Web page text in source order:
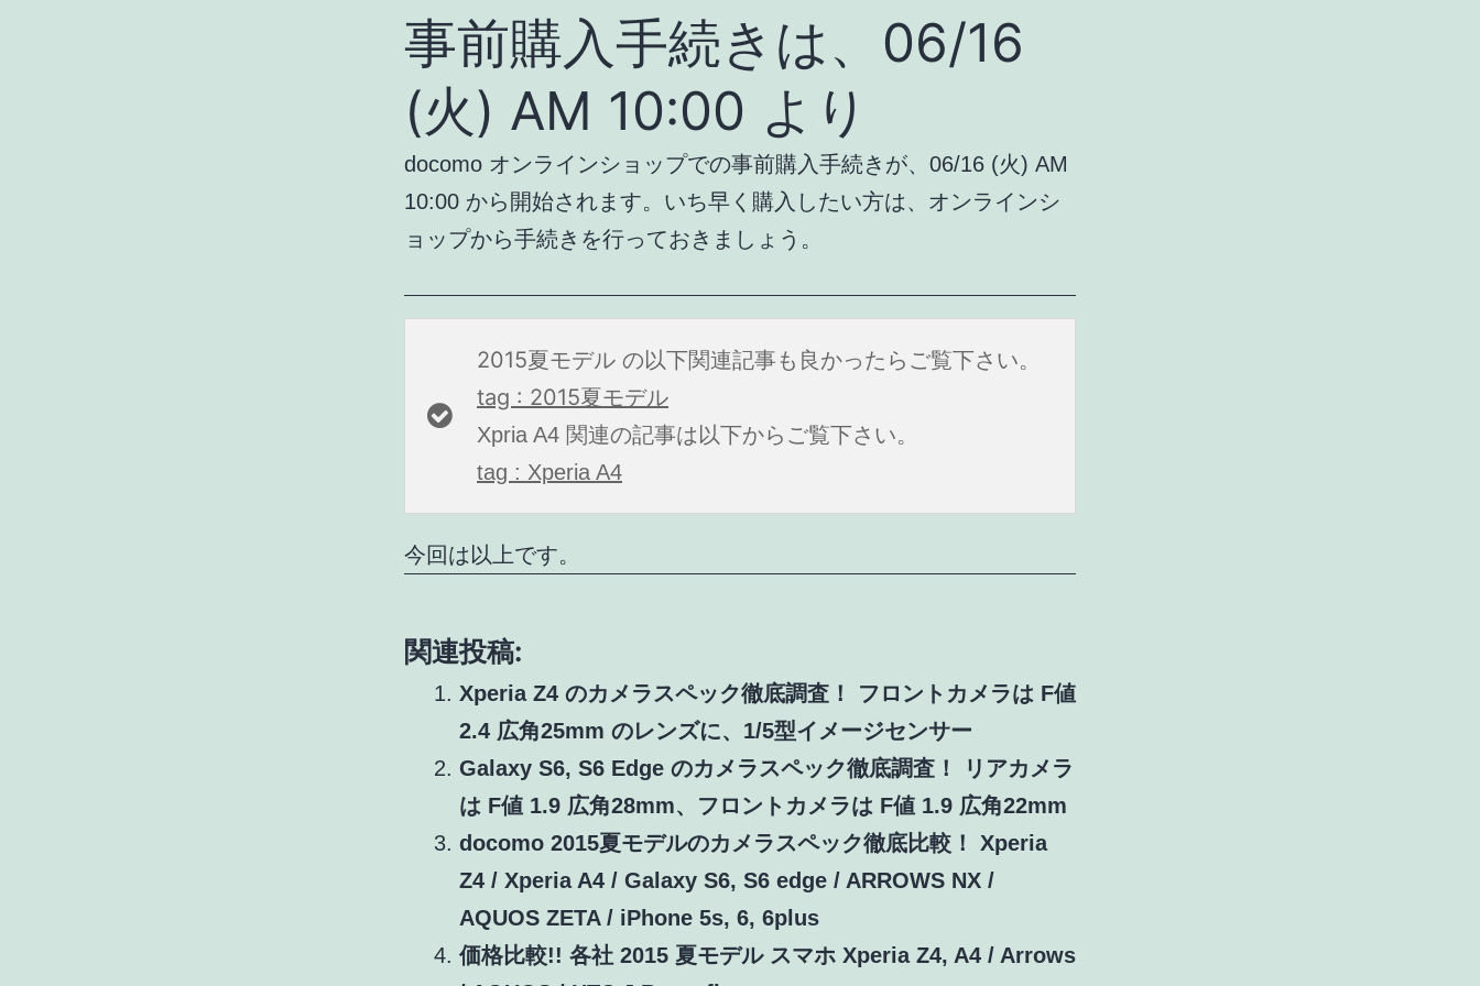
事前購入手続きは、06/16
(火) AM 10:00 より
docomo オンラインショップでの事前購入手続きが、06/16 (火) AM
10:00 から開始されます。いち早く購入したい方は、オンラインシ
ョップから手続きを行っておきましょう。
2015夏モデル の以下関連記事も良かったらご覧下さい。
tag : 2015夏モデル
Xpria A4 関連の記事は以下からご覧下さい。
tag : Xperia A4
今回は以上です。
関連投稿:
Xperia Z4 のカメラスペック徹底調査！ フロントカメラは F値
2.4 広角25mm のレンズに、1/5型イメージセンサー
Galaxy S6, S6 Edge のカメラスペック徹底調査！ リアカメラ
は F値 1.9 広角28mm、フロントカメラは F値 1.9 広角22mm
docomo 2015夏モデルのカメラスペック徹底比較！ Xperia
Z4 / Xperia A4 / Galaxy S6, S6 edge / ARROWS NX /
AQUOS ZETA / iPhone 5s, 6, 6plus
価格比較!! 各社 2015 夏モデル スマホ Xperia Z4, A4 / Arrows